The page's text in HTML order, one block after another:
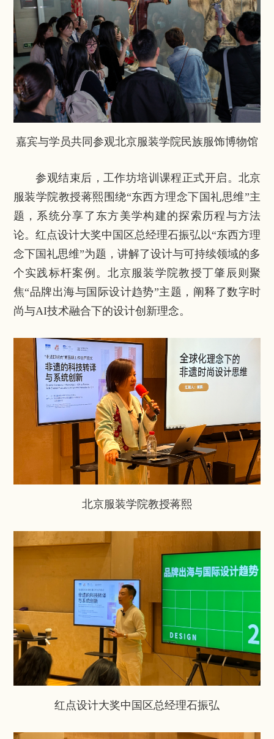
嘉宾与学员共同参观北京服装学院民族服饰博物馆
参观结束后，工作坊培训课程正式开启。北京
服装学院教授蒋熙围绕“东西方理念下国礼思维”主
题，系统分享了东方美学构建的探索历程与方法
论。红点设计大奖中国区总经理石振弘以“东西方理
念下国礼思维”为题，讲解了设计与可持续领域的多
个实践标杆案例。北京服装学院教授丁肇辰则聚
焦“品牌出海与国际设计趋势”主题，阐释了数字时
尚与AI技术融合下的设计创新理念。
北京服装学院教授蒋熙
红点设计大奖中国区总经理石振弘